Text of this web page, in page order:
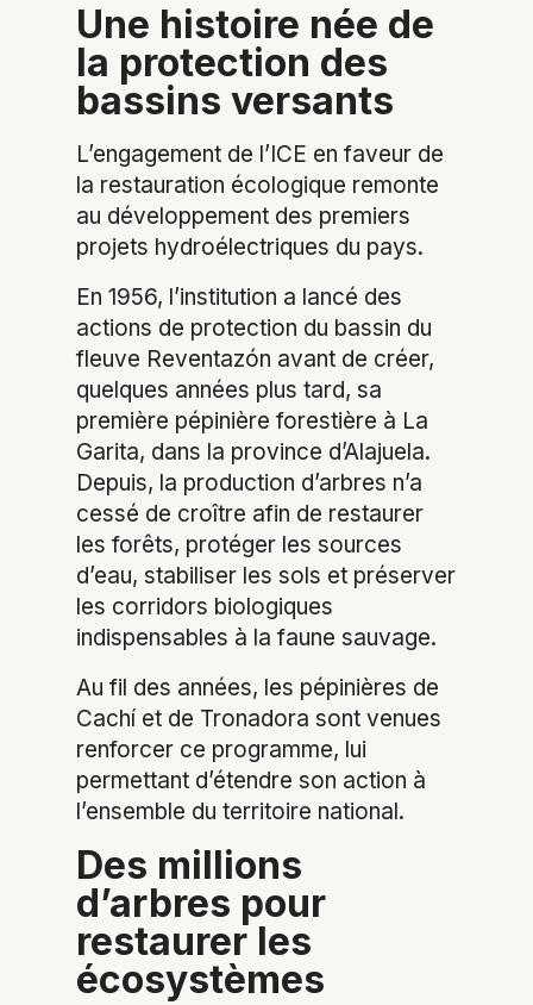
Une histoire née de
la protection des
bassins versants
L’engagement de l’ICE en faveur de
la restauration écologique remonte
au développement des premiers
projets hydroélectriques du pays.
En 1956, l’institution a lancé des
actions de protection du bassin du
fleuve Reventazón avant de créer,
quelques années plus tard, sa
première pépinière forestière à La
Garita, dans la province d’Alajuela.
Depuis, la production d’arbres n’a
cessé de croître afin de restaurer
les forêts, protéger les sources
d’eau, stabiliser les sols et préserver
les corridors biologiques
indispensables à la faune sauvage.
Au fil des années, les pépinières de
Cachí et de Tronadora sont venues
renforcer ce programme, lui
permettant d’étendre son action à
l’ensemble du territoire national.
Des millions
d’arbres pour
restaurer les
écosystèmes